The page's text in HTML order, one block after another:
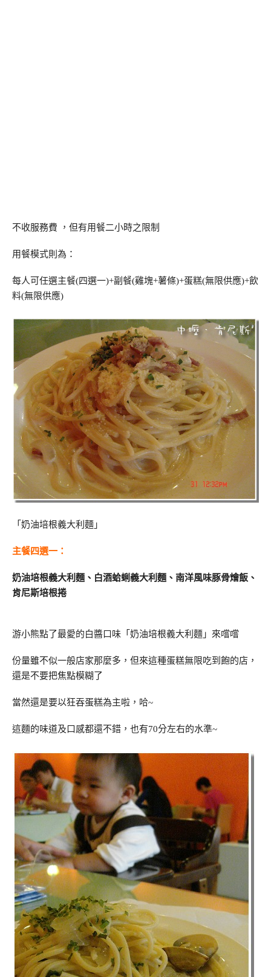
不收服務費 ，但有用餐二小時之限制
用餐模式則為：
每人可任選主餐(四選一)+副餐(雞塊+薯條)+蛋糕(無限供應)+飲
料(無限供應)
「奶油培根義大利麵」
主餐四選一：
奶油培根義大利麵、白酒蛤蜊義大利麵、南洋風味豚骨燴飯、
肯尼斯培根捲
游小熊點了最愛的白醬口味「奶油培根義大利麵」來嚐嚐
份量雖不似一般店家那麼多，但來這種蛋糕無限吃到飽的店，
還是不要把焦點模糊了
當然還是要以狂吞蛋糕為主啦，哈~
這麵的味道及口感都還不錯，也有70分左右的水準~